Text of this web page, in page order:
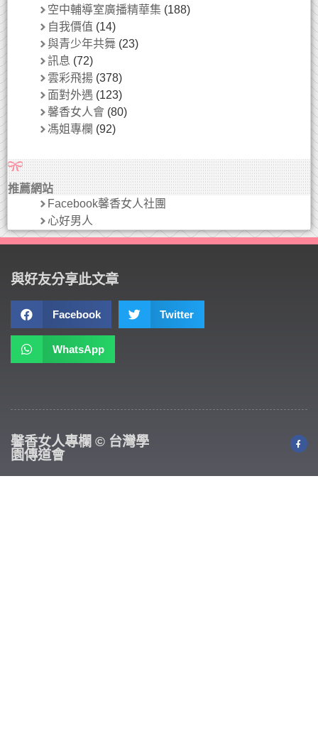
空中輔導室廣播精華集 (188)
自我價值 (14)
與青少年共舞 (23)
訊息 (72)
雲彩飛揚 (378)
面對外遇 (123)
馨香女人會 (80)
馮姐專欄 (92)
推薦網站
Facebook馨香女人社團
心好男人
與好友分享此文章
Facebook Twitter
WhatsApp
馨香女人專欄 © 台灣學
園傳道會